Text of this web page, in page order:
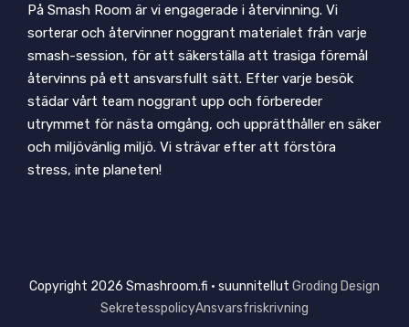
På Smash Room är vi engagerade i återvinning. Vi
sorterar och återvinner noggrant materialet från varje
smash-session, för att säkerställa att trasiga föremål
återvinns på ett ansvarsfullt sätt. Efter varje besök
städar vårt team noggrant upp och förbereder
utrymmet för nästa omgång, och upprätthåller en säker
och miljövänlig miljö. Vi strävar efter att förstöra
stress, inte planeten!
Copyright 2026 Smashroom.fi • suunnitellut Groding Design
SekretesspolicyAnsvarsfriskrivning